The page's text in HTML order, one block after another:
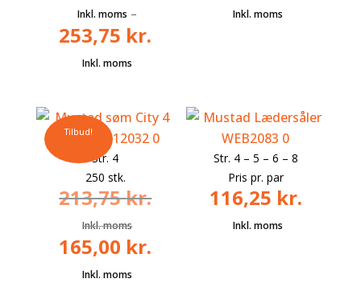
–
253,75 kr.
Tilbud!
Str. 4
250 stk.
213,75kr.
oprindelige
165,00 kr.
Str. 4 – 5 – 6 – 8
Pris pr. par
116,25 kr.